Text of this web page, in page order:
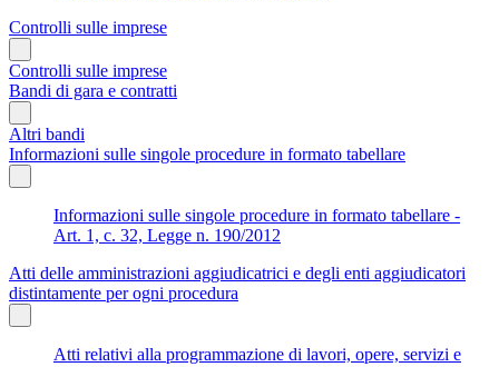
Controlli sulle imprese
Controlli sulle imprese
Bandi di gara e contratti
Altri bandi
Informazioni sulle singole procedure in formato tabellare
Informazioni sulle singole procedure in formato tabellare -
Art. 1, c. 32, Legge n. 190/2012
Atti delle amministrazioni aggiudicatrici e degli enti aggiudicatori
distintamente per ogni procedura
Atti relativi alla programmazione di lavori, opere, servizi e